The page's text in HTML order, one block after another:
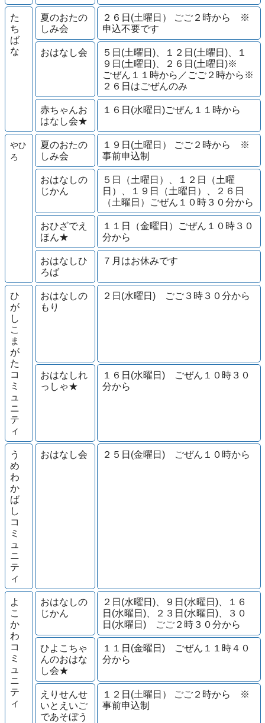
た
ち
ば
な
夏のおたの
しみ会
２６日(土曜日） ごご２時から ※
申込不要です
おはなし会
５日(土曜日)、１２日(土曜日)、１
９日(土曜日)、２６日(土曜日)※
ごぜん１１時から／ごご２時から※
２６日はごぜんのみ
赤ちゃんお
はなし会★
１６日(水曜日)ごぜん１１時から
やひ
ろ
夏のおたの
しみ会
１９日(土曜日） ごご２時から ※
事前申込制
おはなしの
じかん
５日（土曜日）、１２日（土曜
日）、１９日（土曜日）、２６日
（土曜日）ごぜん１０時３０分から
おひざでえ
ほん★
１１日（金曜日）ごぜん１０時３０
分から
おはなしひ
ろば
７月はお休みです
ひ
が
し
こ
ま
が
た
コ
ミ
ュ
ニ
テ
ィ
おはなしの
もり
２日(水曜日) ごご３時３０分から
おはなしれ
っしゃ★
１６日(水曜日) ごぜん１０時３０
分から
う
め
わ
か
ば
し
コ
ミ
ュ
ニ
テ
ィ
おはなし会 ２５日(金曜日) ごぜん１０時から
よ
こ
か
わ
コ
ミ
ュ
ニ
テ
ィ
おはなしの
じかん
２日(水曜日)、９日(水曜日)、１６
日(水曜日)、２３日(水曜日)、３０
日(水曜日) ごご２時３０分から
ひよこちゃ
んのおはな
し会★
１１日(金曜日) ごぜん１１時４０
分から
えりせんせ
いとえいご
であそぼう
１２日(土曜日） ごご２時から ※
事前申込制